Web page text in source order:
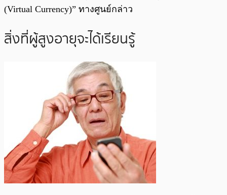
(Virtual Currency)” ทางศูนย์กล่าว
สิ่งที่ผู้สูงอายุจะได้เรียนรู้